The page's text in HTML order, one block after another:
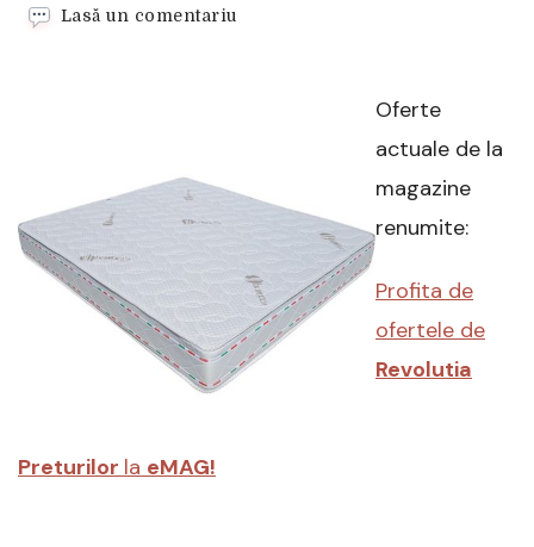
Lasă un comentariu
2
140
200
cm
–
Oferte
actuale de la
magazine
renumite:
Profita de
ofertele de
Revolutia
Preturilor la eMAG!